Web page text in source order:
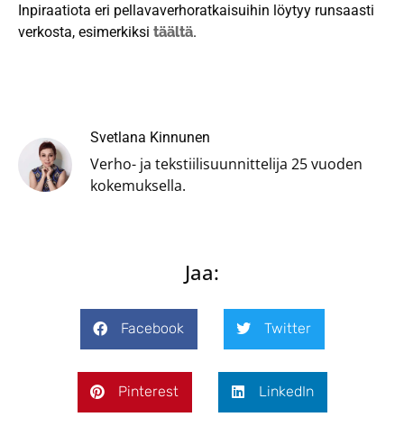
Inpiraatiota eri pellavaverhoratkaisuihin löytyy runsaasti
verkosta, esimerkiksi täältä.
Svetlana Kinnunen
Verho- ja tekstiilisuunnittelija 25 vuoden
kokemuksella.
Jaa:
Facebook Twitter
Pinterest LinkedIn